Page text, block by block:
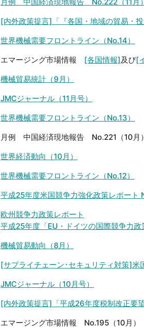
[内外政策提言]「『各国・地域の貿易・
世界機械需要フロントライン（No.14）
エマージング市場情報 [各国情報]及び[
機械貿易統計（9月）
JMCジャーナル（11月号）
世界機械需要フロントライン（No.13）
月例 中国経済現地報告 No.221（10月
世界経済動向（10月）
世界機械需要フロントライン（No.12）
平成25年度米国競争力強化政策レポー
欧州競争力政策レポート
平成25年度「EU・ドイツの国際競争力
機械貿易動向（8月）
[サプライチェーン･セキュリティ対策]米
JMCジャーナル（10月号）
[内外政策提言]「平成26年度税制改正要
エマージング市場情報 No.195（10月）